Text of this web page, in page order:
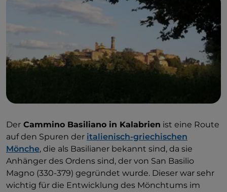
Der Cammino Basiliano in Kalabrien ist eine Route
auf den Spuren der italienisch-griechischen
Mönche, die als Basilianer bekannt sind, da sie
Anhänger des Ordens sind, der von San Basilio
Magno (330-379) gegründet wurde. Dieser war sehr
wichtig für die Entwicklung des Mönchtums im